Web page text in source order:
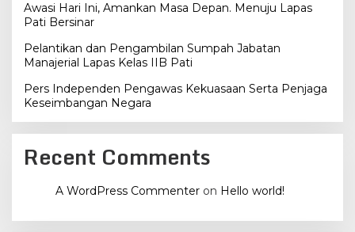
Awasi Hari Ini, Amankan Masa Depan. Menuju Lapas
Pati Bersinar
Pelantikan dan Pengambilan Sumpah Jabatan
Manajerial Lapas Kelas IIB Pati
Pers Independen Pengawas Kekuasaan Serta Penjaga
Keseimbangan Negara
Recent Comments
A WordPress Commenter on Hello world!